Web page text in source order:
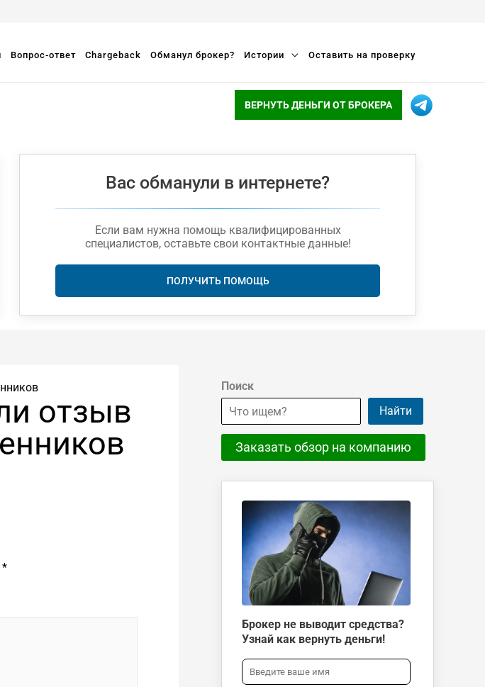
Вопрос-ответ Chargeback Обманул брокер? Истории Оставить на проверку
ВЕРНУТЬ ДЕНЬГИ ОТ БРОКЕРА
Вас обманули в интернете?
Если вам нужна помощь квалифицированных
специалистов, оставьте свои контактные данные!
ПОЛУЧИТЬ ПОМОЩЬ
отзыв
*
Поиск
Найти
Заказать обзор на компанию
Брокер не выводит средства?
Узнай как вернуть деньги!